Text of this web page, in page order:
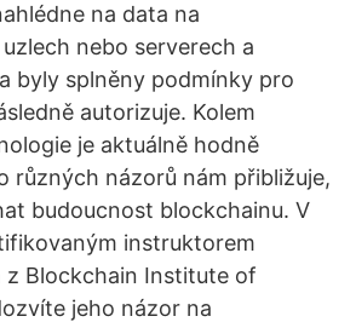
na data na
nebo serverech a
byly splněny podmínky pro
autorizuje. Kolem
je aktuálně hodně
různých názorů nám přibližuje,
budoucnost blockchainu. V
instruktorem
z Blockchain Institute of
jeho názor na